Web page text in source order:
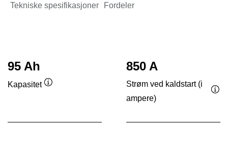
Tekniske spesifikasjoner Fordeler
95 Ah
Kapasitet
850 A
Strøm ved kaldstart (i
ampere)